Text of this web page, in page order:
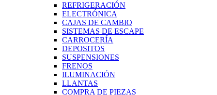
REFRIGERACIÓN
ELECTRÓNICA
CAJAS DE CAMBIO
SISTEMAS DE ESCAPE
CARROCERÍA
DEPOSITOS
SUSPENSIONES
FRENOS
ILUMINACIÓN
LLANTAS
COMPRA DE PIEZAS